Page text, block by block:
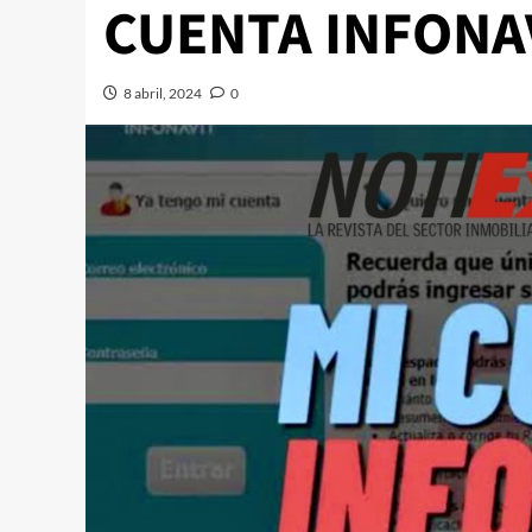
CUENTA
8 abril, 2024 0